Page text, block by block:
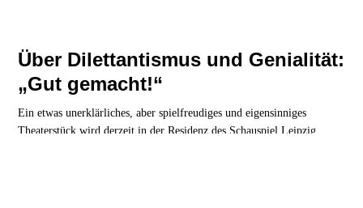
Über Dilettantismus und Genialität:
„Gut gemacht!“
Ein etwas unerklärliches, aber spielfreudiges und eigensinniges
Theaterstück wird derzeit in der Residenz des Schauspiel Leipzig